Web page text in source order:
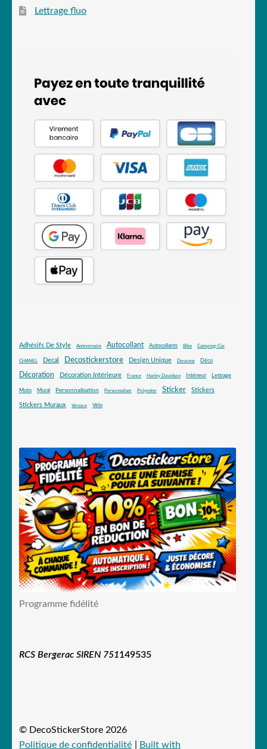
Lettrage fluo
Adhésifs De Style Anniversaire Autocollant Autocollants Bike Camping-Car
CHANEL Decal Decostickerstore Design Unique Douceur Déco
Décoration Décoration Intérieure France Harley Davidson Intérieur Lettrage
Moto Mural Personnalisation Personnaliser Polyester Sticker Stickers
Stickers Muraux Versace Vélo
Programme fidélité
RCS Bergerac SIREN 751149535
© DecoStickerStore 2026
Politique de confidentialité
Built with